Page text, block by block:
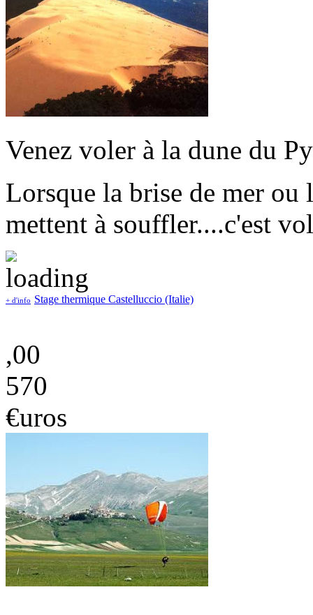
Venez voler à la dune du
Lorsque la brise de mer ou
mettent à souffler....c'est
+ d'info Stage thermique Castelluccio (Italie)
,00
570
€uros